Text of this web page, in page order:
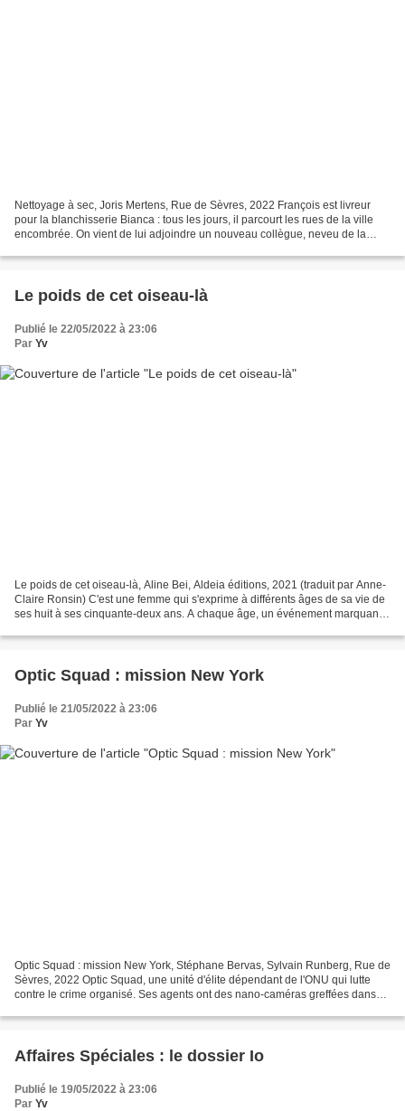
Nettoyage à sec, Joris Mertens, Rue de Sèvres, 2022 François est livreur
pour la blanchisserie Bianca : tous les jours, il parcourt les rues de la ville
encombrée. On vient de lui adjoindre un nouveau collègue, neveu de la
Le poids de cet oiseau-là
Publié le 22/05/2022 à 23:06
Par Yv
Le poids de cet oiseau-là, Aline Bei, Aldeia éditions, 2021 (traduit par Anne-
Claire Ronsin) C'est une femme qui s'exprime à différents âges de sa vie de
ses huit à ses cinquante-deux ans. A chaque âge, un événement marquant
Optic Squad : mission New York
Publié le 21/05/2022 à 23:06
Par Yv
Optic Squad : mission New York, Stéphane Bervas, Sylvain Runberg, Rue de
Sèvres, 2022 Optic Squad, une unité d'élite dépendant de l'ONU qui lutte
contre le crime organisé. Ses agents ont des nano-caméras greffées dans
Affaires Spéciales : le dossier Io
Publié le 19/05/2022 à 23:06
Par Yv